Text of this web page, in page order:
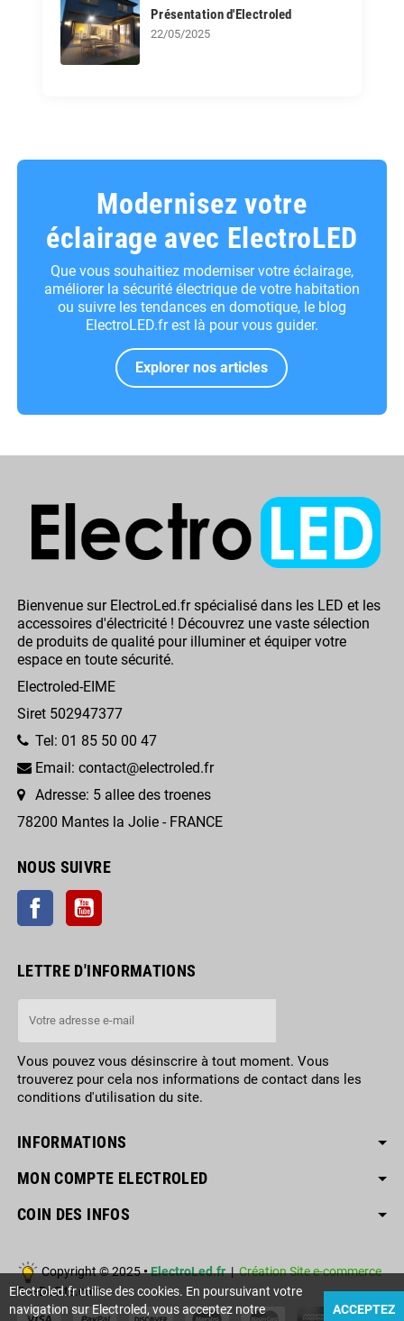
Présentation d'Electroled
22/05/2025
Modernisez votre
éclairage avec ElectroLED
Que vous souhaitiez moderniser votre éclairage,
améliorer la sécurité électrique de votre habitation
ou suivre les tendances en domotique, le blog
ElectroLED.fr est là pour vous guider.
Explorer nos articles
Bienvenue sur ElectroLed.fr spécialisé dans les LED et les
accessoires d'électricité ! Découvrez une vaste sélection
de produits de qualité pour illuminer et équiper votre
espace en toute sécurité.
Electroled-EIME
Siret 502947377
Tel: 01 85 50 00 47
Email: contact@electroled.fr
Adresse: 5 allee des troenes
78200 Mantes la Jolie - FRANCE
NOUS SUIVRE
FacebookYouTube
LETTRE D'INFORMATIONS
Vous pouvez vous désinscrire à tout moment. Vous
trouverez pour cela nos informations de contact dans les
conditions d'utilisation du site.
INFORMATIONS
MON COMPTE ELECTROLED
COIN DES INFOS
Copyright © 2025•ElectroLed.fr|Création Site e-commerce
RueDuSite.com
Electroled.fr utilise des cookies. En poursuivant votre
navigation sur Electroled, vous acceptez notre
ACCEPTEZ